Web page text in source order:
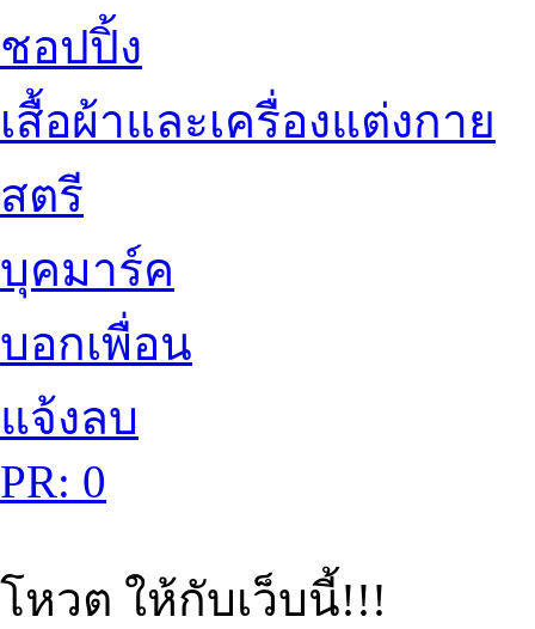
ชอปปิ้ง
เสื้อผ้าและเครื่องแต่งกาย
สตรี
บุคมาร์ค
บอกเพื่อน
แจ้งลบ
PR: 0
โหวต ให้กับเว็บนี้!!!